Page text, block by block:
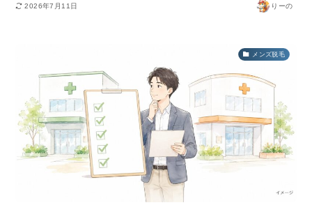
2026年7月11日 りーの
メンズ脱毛